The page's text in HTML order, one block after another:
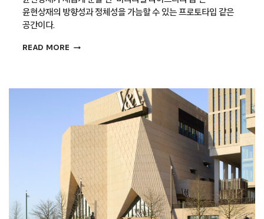
윤현상재의 방향성과 정체성을 가늠할 수 있는 프로토타입 같은
공간이다.
READ MORE 재료의
윤현상재
머티리얼라이브러리